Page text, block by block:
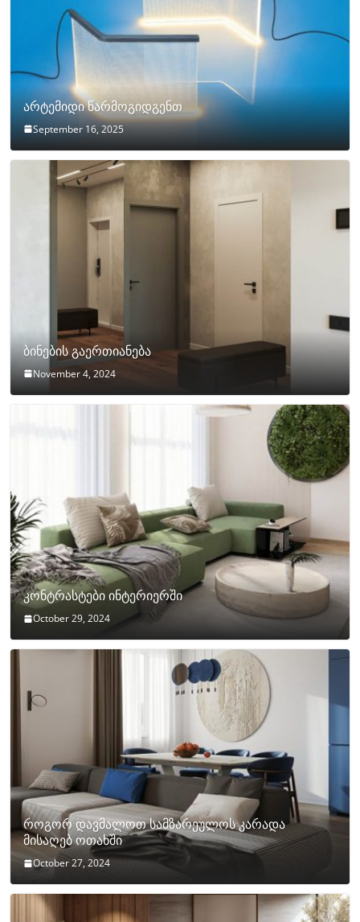
არტემიდი წარმოგიდგენთ
September 16, 2025
ბინების გაერთიანება
November 4, 2024
კონტრასტები ინტერიერში
October 29, 2024
როგორ დავმალოთ სამზარეულოს კარადა
მისაღებ ოთახში
October 27, 2024